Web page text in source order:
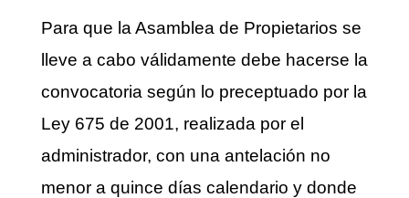
Para que la Asamblea de Propietarios se
lleve a cabo válidamente debe hacerse la
convocatoria según lo preceptuado por la
Ley 675 de 2001, realizada por el
administrador, con una antelación no
menor a quince días calendario y donde